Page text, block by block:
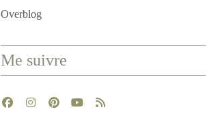
Overblog
Me suivre